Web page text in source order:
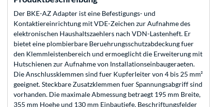
Der BKE-AZ Adapter ist eine Befestigungs- und
Kontaktiereinrichtung mit VDE-Zeichen zur Aufnahme des
elektronischen Haushaltszaehlers nach VDN-Lastenheft. Er
bietet eine plombierbare Beruehrungsschutzabdeckung fuer
den Klemmleistenbereich und ermoeglicht die Erweiterung mit
Hutschienen zur Aufnahme von Installationseinbaugeraeten.
Die Anschlussklemmen sind fuer Kupferleiter von 4 bis 25 mm²
geeignet. Steckbare Zusatzklemmen fuer Spannungsabgriff sind
vorhanden. Die maximale Abmessung betraegt 195 mm Breite,
355 mm Hoehe und 130 mm Einbautiefe. Beschriftungsfelder